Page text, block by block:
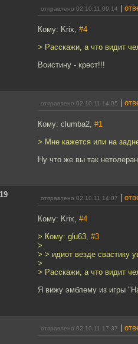
отправлено 02.10.11 09:14
Кому: Krix, #4
> Расскажи, а что видит
Воистину - крест!!!
отправлено 02.10.11 14:05
Кому: clumba2, #1
> Мне кажется или на
Ну что же вы так
отправлено 02.10.11 14:07
Кому: Krix, #4
> Кому: glu63, #3
>
> > идиот везде свастику
>
> Расскажи, а что видит
Я вижу эмблему из игры
отправлено 02.10.11 17:37